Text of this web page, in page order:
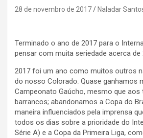
28 de novembro de 2017 Naladar
Terminado o ano de 2017 para o
pensar com muita seriedade acerca de
2017 foi um ano como muitos outros
do nosso Colorado. Quase ganhamos
Campeonato Gaúcho, mesmo que aos
barrancos; abandonamos a Copa do
maneira influenciados pela imprensa
todos os dias sobre a prioridade do
Série A) e a Copa da Primeira Liga,